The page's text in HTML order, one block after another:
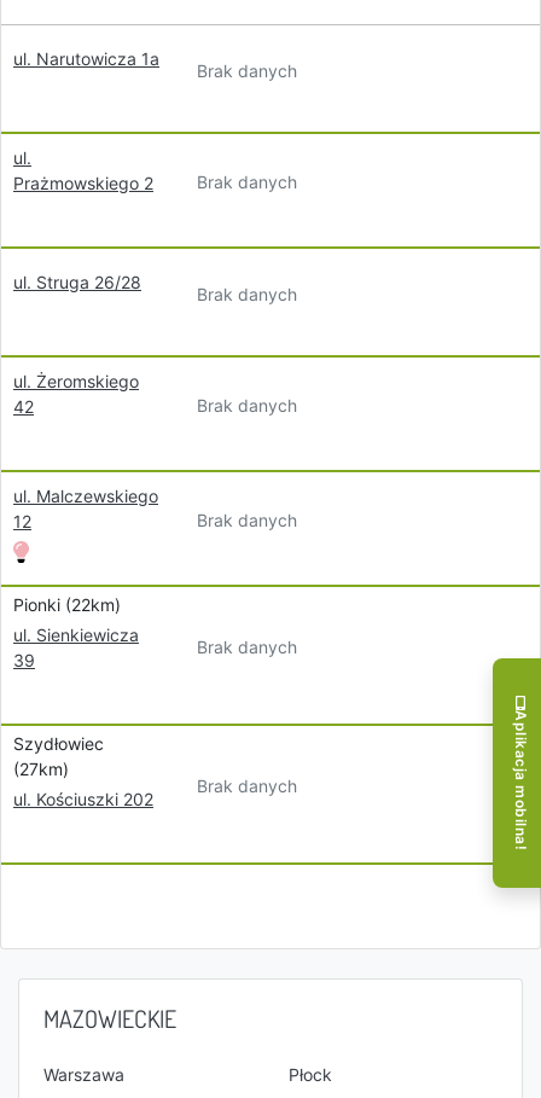
ul. Narutowicza 1a
Brak danych
ul.
Prażmowskiego 2
Brak danych
ul. Struga 26/28
Brak danych
ul. Żeromskiego
42
Brak danych
ul. Malczewskiego
12
Brak danych
Pionki (22km)
ul. Sienkiewicza
39
Brak danych
Szydłowiec
(27km)
ul. Kościuszki 202
Brak danych
MAZOWIECKIE
Warszawa
Płock
Aplikacja mobilna!